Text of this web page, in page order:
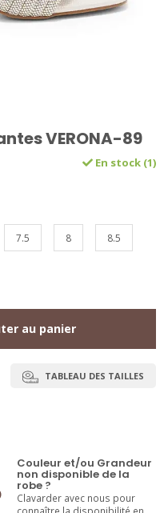
VERONA-89
En stock (1)
7.5 8 8.5
au panier
TABLEAU DES TAILLES
Couleur et/ou Grandeur
non disponible de la
robe ?
Clavarder avec nous pour